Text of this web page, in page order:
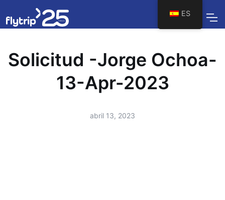
Solicitud -Jorge Ochoa-
13-Apr-2023
abril 13, 2023
ES